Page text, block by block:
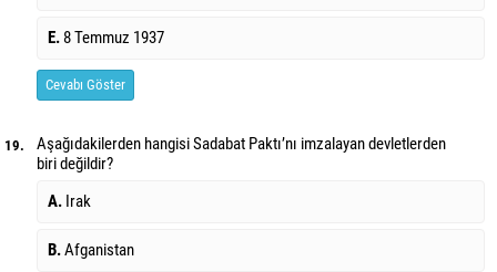
E. 8 Temmuz 1937
Cevabı Göster
19.
Aşağıdakilerden hangisi Sadabat Paktı’nı imzalayan devletlerden
biri değildir?
A. Irak
B.Afganistan